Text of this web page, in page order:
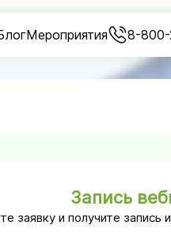
Мероприятия 8-800-
Запись
заявку и получите